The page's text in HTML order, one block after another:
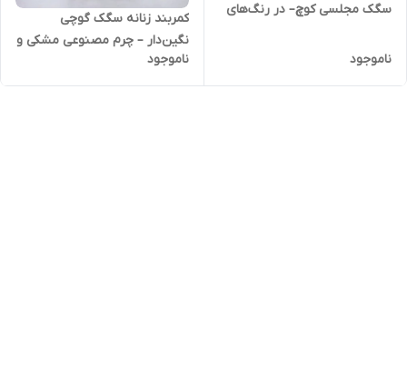
سگک مجلسی کوچ– در رنگ‌های
ناموجود
کمربند زنانه سگک گوچی
نگین‌دار – چرم مصنوعی مشکی و
عسلی
ناموجود